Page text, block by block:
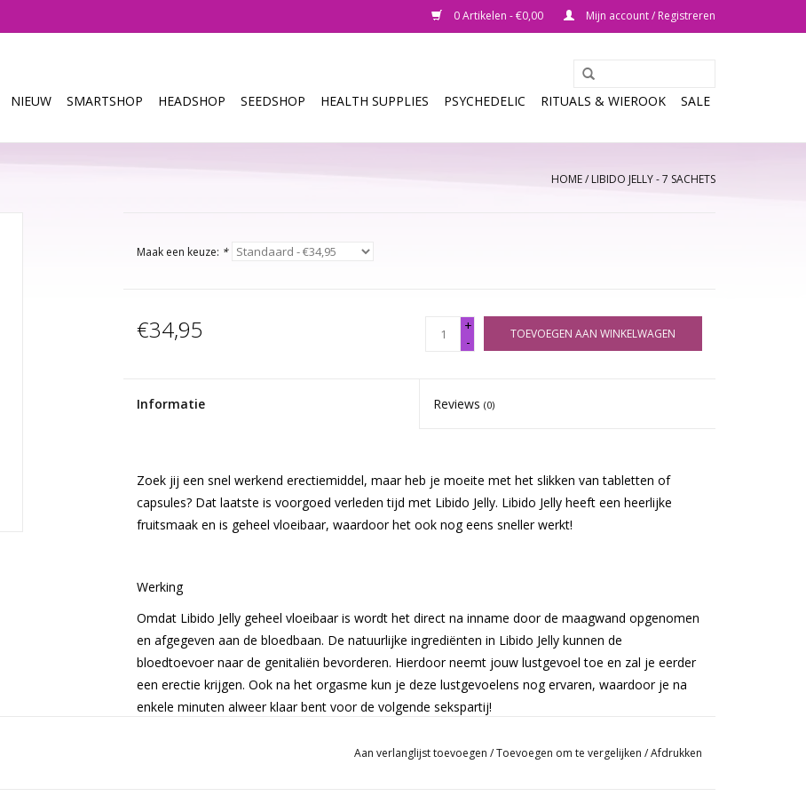
0 Artikelen - €0,00 Mijn account / Registreren
NIEUW SMARTSHOP HEADSHOP SEEDSHOP HEALTH SUPPLIES PSYCHEDELIC RITUALS & WIEROOK SALE
HOME/LIBIDO JELLY - 7 SACHETS
Maak een keuze: *
€34,95
+
-
TOEVOEGEN AAN WINKELWAGEN
Informatie Reviews(0)
Zoek jij een snel werkend erectiemiddel, maar heb je moeite met het slikken van tabletten of
capsules? Dat laatste is voorgoed verleden tijd met Libido Jelly. Libido Jelly heeft een heerlijke
fruitsmaak en is geheel vloeibaar, waardoor het ook nog eens sneller werkt!
Werking
Omdat Libido Jelly geheel vloeibaar is wordt het direct na inname door de maagwand opgenomen
en afgegeven aan de bloedbaan. De natuurlijke ingrediënten in Libido Jelly kunnen de
bloedtoevoer naar de genitaliën bevorderen. Hierdoor neemt jouw lustgevoel toe en zal je eerder
een erectie krijgen. Ook na het orgasme kun je deze lustgevoelens nog ervaren, waardoor je na
enkele minuten alweer klaar bent voor de volgende sekspartij!
Aan verlanglijst toevoegen /Toevoegen om te vergelijken /Afdrukken